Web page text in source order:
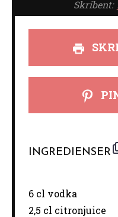
Skribent:
INGREDIENSER
6cl vodka
2,5 cl citronjuice